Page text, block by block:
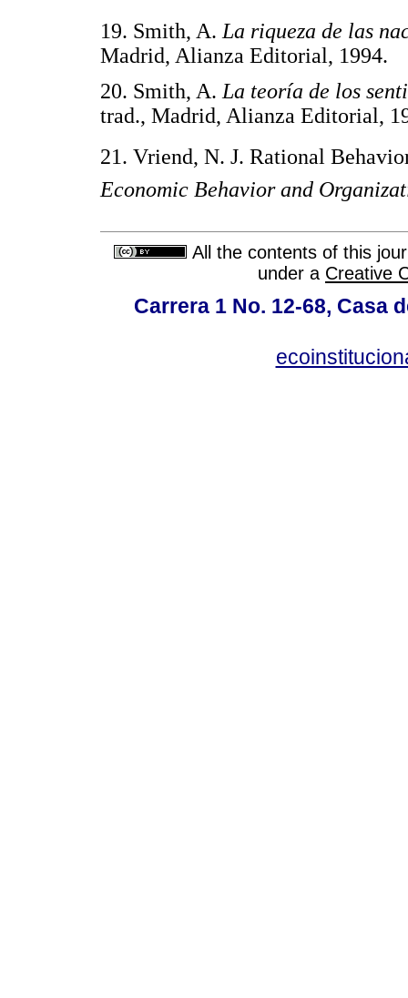
19. Smith, A. La riqueza de las
Madrid, Alianza Editorial, 1994.
20. Smith, A.La teoría de los
trad., Madrid, Alianza Editorial,
21. Vriend, N. J. Rational
Economic Behavior and
All the contents of this
under a Creative
Carrera 1 No. 12-68, Casa